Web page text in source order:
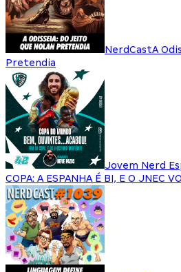
NerdCastA
Pretendia
Jovem Nerd
COPA: A ESPANHA É BI, E O JNEC